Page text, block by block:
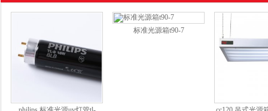
标准光源箱t90-7